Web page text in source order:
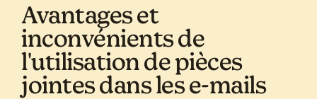
Avantages et
inconvénients de
l'utilisation de pièces
jointes dans les e‑mails